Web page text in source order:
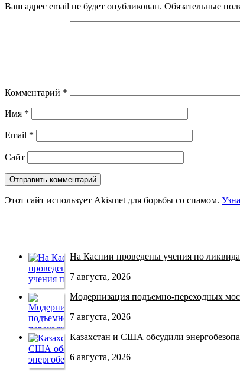
Ваш адрес email не будет опубликован. Обязательные
Комментарий *
Имя *
Email *
Сайт
Этот сайт использует Akismet для борьбы со спамом.
На Каспии проведены учения по
7 августа, 2026
Модернизация подъемно-переходных
7 августа, 2026
Казахстан и США обсудили
6 августа, 2026